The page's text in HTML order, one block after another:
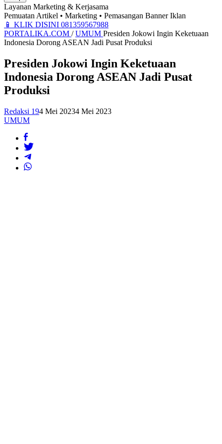
Layanan Marketing & Kerjasama
Pemuatan Artikel • Marketing • Pemasangan Banner Iklan
📱 KLIK DISINI 081359567988
PORTALIKA.COM / UMUM Presiden Jokowi Ingin Keketuaan
Indonesia Dorong ASEAN Jadi Pusat Produksi
Presiden Jokowi Ingin Keketuaan
Indonesia Dorong ASEAN Jadi Pusat
Produksi
Redaksi 194 Mei 20234 Mei 2023
UMUM